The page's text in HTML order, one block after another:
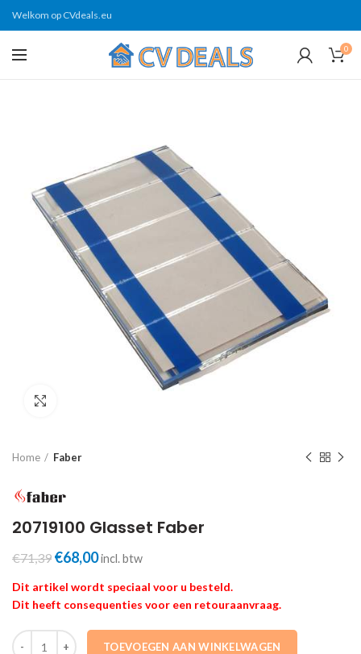
Welkom op CVdeals.eu
0
Home Faber
20719100 Glasset Faber
€71,39 Oorspronkelijke
was:
€71,39.
€68,00Huidige
is:
€68,00.
incl. btw
Dit artikel wordt speciaal voor u besteld.
Dit heeft consequenties voor een retouraanvraag.
20719100 Glasset Faber aantal
TOEVOEGEN AAN WINKELWAGEN